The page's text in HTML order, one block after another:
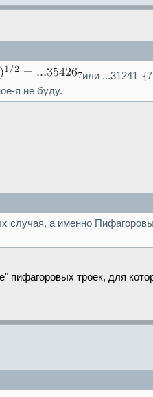
или
я не буду.
случая, а именно
пифагоровых троек, для